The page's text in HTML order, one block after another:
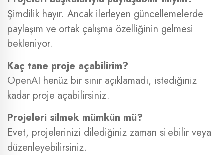
Şimdilik hayır. Ancak ilerleyen güncellemelerde
paylaşım ve ortak çalışma özelliğinin gelmesi
bekleniyor.
Kaç tane proje açabilirim?
OpenAI henüz bir sınır açıklamadı, istediğiniz
kadar proje açabilirsiniz.
Projeleri silmek mümkün mü?
Evet, projelerinizi dilediğiniz zaman silebilir veya
düzenleyebilirsiniz.